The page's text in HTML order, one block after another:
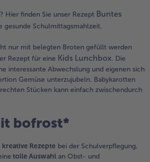
Hier finden Sie unser Rezept Buntes
gesunde Schulmittagsmahlzeit.
nur mit belegten Broten gefüllt werden
Rezept für eine Kids Lunchbox. Die
interessante Abwechslung und eigenen sich
Gemüse unterzujubeln. Babykarotten
Stücken kann einfach zwischendurch
bofrost*
kreative Rezepte bei der Schulverpflegung,
tolle Auswahl an Obst- und